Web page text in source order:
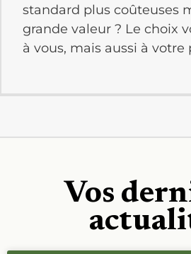
standard plus coûteuses
grande valeur ? Le choix
à vous, mais aussi à
Vos